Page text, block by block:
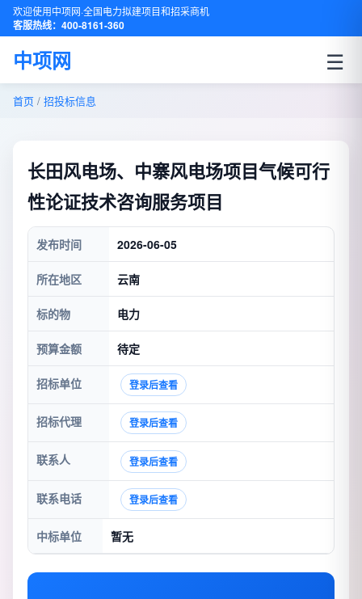
欢迎使用中项网·全国电力拟建项目和招采商机
客服热线：400-8161-360
中项网 ☰
首页 / 招投标信息
长田风电场、中寨风电场项目气候可行
性论证技术咨询服务项目
发布时间 2026-06-05
所在地区 云南
标的物 电力
预算金额 待定
招标单位 登录后查看
招标代理 登录后查看
联系人 登录后查看
联系电话 登录后查看
中标单位 暂无